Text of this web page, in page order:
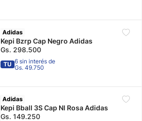
Adidas
Kepi Bzrp Cap Negro Adidas
Gs. 298.500
TU 6 sin interés de
Gs. 49.750
Adidas
Kepi Bball 3S Cap Nl Rosa Adidas
Gs. 149.250